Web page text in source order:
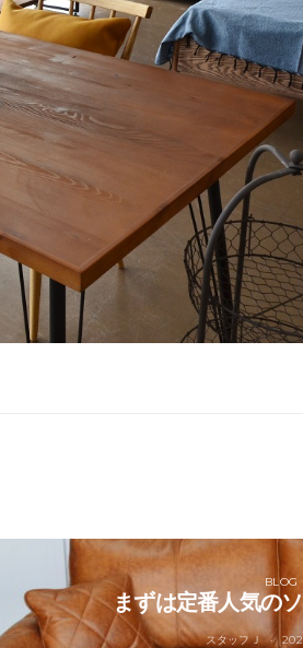
BLOG
まずは定番人気の
スタッフＪ